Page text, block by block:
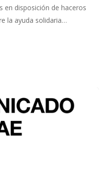
en disposición de haceros
la ayuda solidaria…